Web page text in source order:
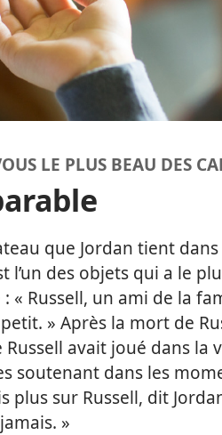
LE PLUS BEAU DES
que Jordan tient
l’un des objets qui a le
« Russell, un ami de la
» Après la mort de
avait joué dans la
soutenant dans les
plus sur Russell, dit
»